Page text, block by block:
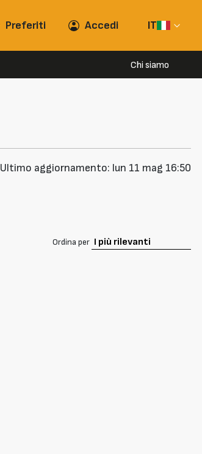
Preferiti Accedi IT
Chi siamo
Ultimo aggiornamento: lun 11 mag 16:50
Ordina per